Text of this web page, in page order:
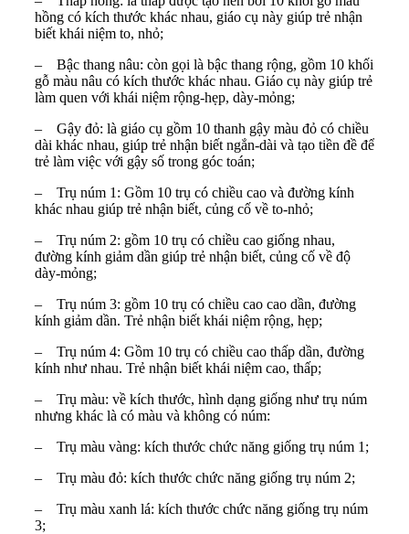
hồng có kích thước khác nhau, giáo cụ này giúp trẻ nhận
biết khái niệm to, nhỏ;
–
Bậc thang nâu: còn gọi là bậc thang rộng, gồm 10 khối
gỗ màu nâu có kích thước khác nhau. Giáo cụ này giúp trẻ
làm quen với khái niệm rộng-hẹp, dày-mỏng;
–
Gậy đỏ: là giáo cụ gồm 10 thanh gậy màu đỏ có chiều
dài khác nhau, giúp trẻ nhận biết ngắn-dài và tạo tiền đề để
trẻ làm việc với gậy số trong góc toán;
–
Trụ núm 1: Gồm 10 trụ có chiều cao và đường kính
khác nhau giúp trẻ nhận biết, củng cố về to-nhỏ;
–
Trụ núm 2: gồm 10 trụ có chiều cao giống nhau,
đường kính giảm dần giúp trẻ nhận biết, củng cố về độ
dày-mỏng;
–
Trụ núm 3: gồm 10 trụ có chiều cao cao dần, đường
kính giảm dần. Trẻ nhận biết khái niệm rộng, hẹp;
–
Trụ núm 4: Gồm 10 trụ có chiều cao thấp dần, đường
kính như nhau. Trẻ nhận biết khái niệm cao, thấp;
–
Trụ màu: về kích thước, hình dạng giống như trụ núm
nhưng khác là có màu và không có núm:
–
Trụ màu vàng: kích thước chức năng giống trụ núm 1;
–
Trụ màu đỏ: kích thước chức năng giống trụ núm 2;
–
Trụ màu xanh lá: kích thước chức năng giống trụ núm
3;